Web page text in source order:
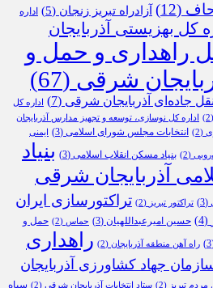
(12) آزادراه تبریز زنجان (5)
اداره
کل بهزیستی آذربایجان
راهداری و حمل و
شرقی (67)
جاده‌ای آذربایجان شرقی (7)
اداره کل
(2)
اداره کل نوسازی، توسعه و تجهیز مدارس آذربایجان
(2) انتخابات مجلس شورای اسلامی (3) ایمنی
(2) بنیاد مسکن انقلاب اسلامی (3)
بنیاد
آذربایجان شرقی
(3) تراکتور تبریز (2)
تراکتورسازی ایران
(4) حسین امیرعبداللهیان (3) حماس (2)
حمل و
راه آهن منطقه آذربایجان (2)
راهداری
جهاد کشاورزی آذربایجان
(2) ستاد انتخابات آذربایجان شرقی (2)
سپاه